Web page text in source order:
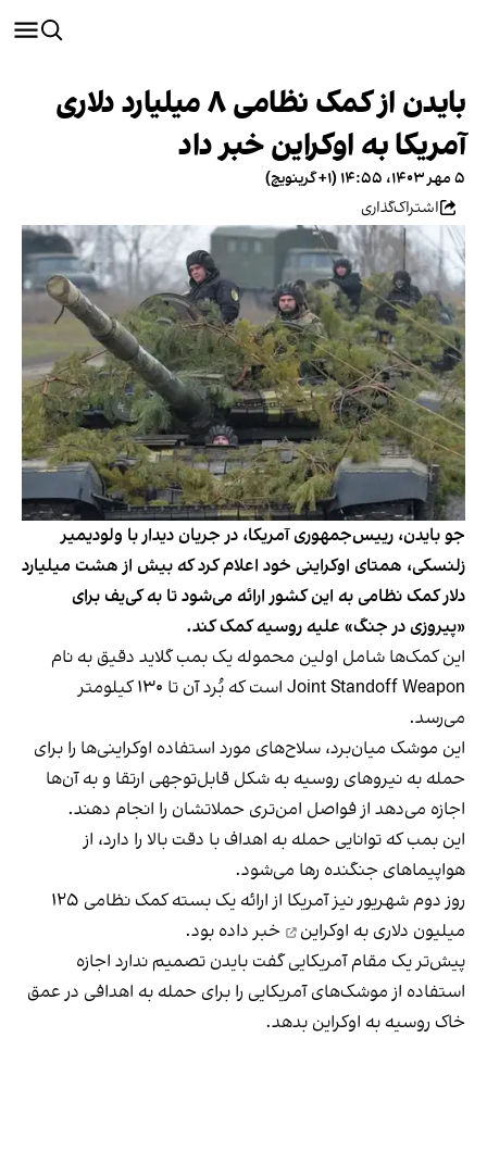
بایدن از کمک نظامی ۸ میلیارد دلاری
آمریکا به اوکراین خبر داد
۵ مهر ۱۴۰۳، ۱۴:۵۵ (‎+۱ گرینویچ)
اشتراک‌گذاری
جو بایدن، رییس‌جمهوری آمریکا، در جریان دیدار با ولودیمیر
زلنسکی، همتای اوکراینی خود اعلام کرد که بیش از هشت میلیارد
دلار کمک نظامی به این کشور ارائه می‌شود تا به کی‌یف برای
«پیروزی در جنگ» علیه روسیه کمک کند.
این کمک‌ها شامل اولین محموله یک بمب گلاید دقیق به نام
Joint Standoff Weapon است که بُرد آن تا ۱۳۰ کیلومتر
می‌رسد.
این موشک میان‌برد، سلاح‌های مورد استفاده اوکراینی‌ها را برای
حمله به نیروهای روسیه به شکل قابل‌توجهی ارتقا و به آن‌ها
اجازه می‌دهد از فواصل امن‌تری حملاتشان را انجام دهند.
این بمب که توانایی حمله به اهداف با دقت بالا را دارد، از
هواپیماهای جنگنده رها می‌شود.
روز دوم شهریور نیز آمریکا از
ارائه یک بسته کمک نظامی ۱۲۵
میلیون دلاری به اوکراین
خبر داده بود.
پیش‌تر یک مقام آمریکایی گفت بایدن تصمیم ندارد اجازه
استفاده از موشک‌های آمریکایی را برای حمله به اهدافی در عمق
خاک روسیه به اوکراین بدهد.